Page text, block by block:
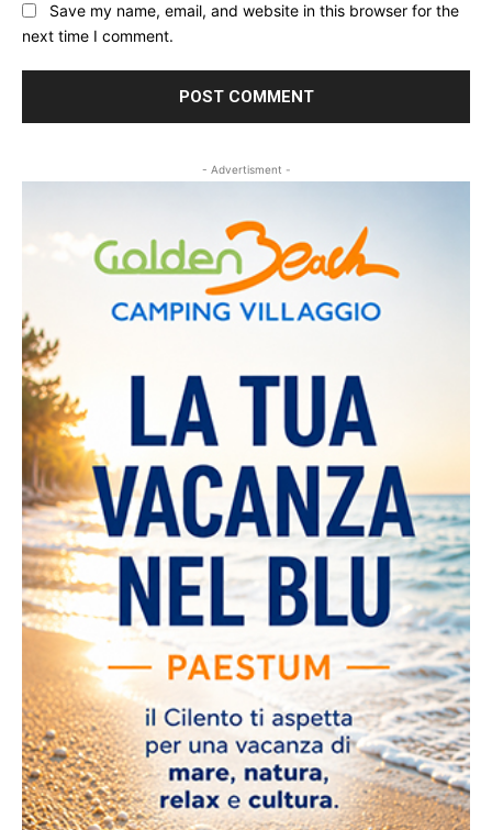
Save my name, email, and website in this browser for the
next time I comment.
- Advertisment -